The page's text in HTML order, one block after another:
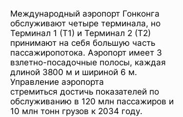
Международный аэропорт Гонконга
обслуживают четыре терминала, но
Терминал 1 (Т1) и Терминал 2 (Т2)
принимают на себя большую часть
пассажиропотока. Аэропорт имеет 3
взлетно-посадочные полосы, каждая
длиной 3800 м и шириной 6 м.
Управление аэропорта
стремиться достичь показателей по
обслуживанию в 120 млн пассажиров и
10 млн тонн грузов к 2034 году.